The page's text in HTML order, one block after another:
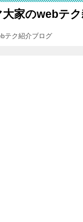
家のwebテ
テク紹介ブログ